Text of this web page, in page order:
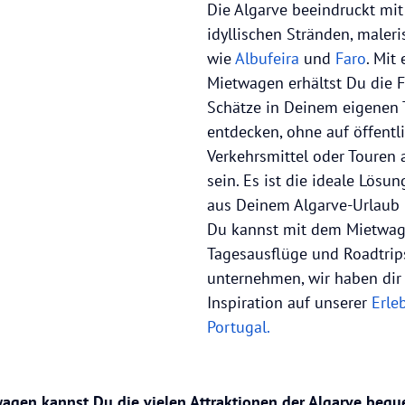
Die Algarve beeindruckt
idyllischen Stränden,
wieAlbufeira und Faro. Mit
Mietwagen erhältst Du die
Schätze in Deinem eigenen
entdecken, ohne auf
Verkehrsmittel oder Touren
sein. Es ist die ideale
aus Deinem Algarve-Urlaub
Du kannst mit dem
Tagesausflüge und
unternehmen, wir haben
Inspiration auf unserer
Portugal.